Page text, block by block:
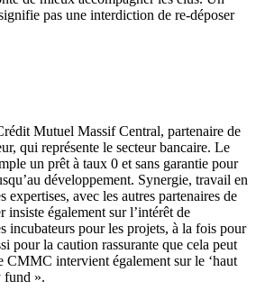
pas une interdiction de re-déposer
Mutuel Massif Central, partenaire de
qui représente le secteur bancaire. Le
un prêt à taux 0 et sans garantie pour
développement. Synergie, travail en
expertises, avec les autres partenaires de
insiste également sur l’intérêt de
incubateurs pour les projets, à la fois pour
pour la caution rassurante que cela peut
CMMC intervient également sur le ‘haut
fund ».